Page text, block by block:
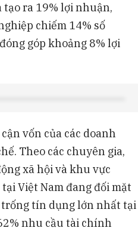
tạo ra 19% lợi nhuận,
chiếm 14% số
góp khoảng 8% lợi
vốn của các doanh
Theo các chuyên gia,
xã hội và khu vực
Việt Nam đang đối mặt
tín dụng lớn nhất tại
nhu cầu tài chính